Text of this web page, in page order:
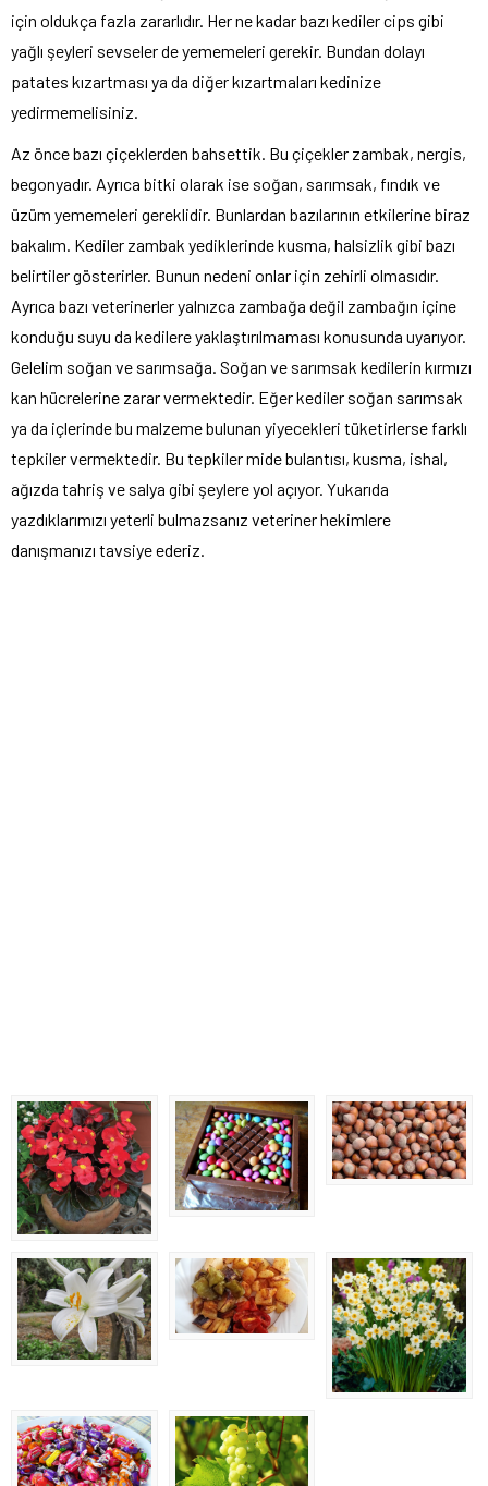
için oldukça fazla zararlıdır. Her ne kadar bazı kediler cips gibi
yağlı şeyleri sevseler de yememeleri gerekir. Bundan dolayı
patates kızartması ya da diğer kızartmaları kedinize
yedirmemelisiniz.
Az önce bazı çiçeklerden bahsettik. Bu çiçekler zambak, nergis,
begonyadır. Ayrıca bitki olarak ise soğan, sarımsak, fındık ve
üzüm yememeleri gereklidir. Bunlardan bazılarının etkilerine biraz
bakalım. Kediler zambak yediklerinde kusma, halsizlik gibi bazı
belirtiler gösterirler. Bunun nedeni onlar için zehirli olmasıdır.
Ayrıca bazı veterinerler yalnızca zambağa değil zambağın içine
konduğu suyu da kedilere yaklaştırılmaması konusunda uyarıyor.
Gelelim soğan ve sarımsağa. Soğan ve sarımsak kedilerin kırmızı
kan hücrelerine zarar vermektedir. Eğer kediler soğan sarımsak
ya da içlerinde bu malzeme bulunan yiyecekleri tüketirlerse farklı
tepkiler vermektedir. Bu tepkiler mide bulantısı, kusma, ishal,
ağızda tahriş ve salya gibi şeylere yol açıyor. Yukarıda
yazdıklarımızı yeterli bulmazsanız veteriner hekimlere
danışmanızı tavsiye ederiz.